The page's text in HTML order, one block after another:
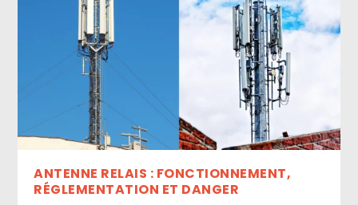
ANTENNE RELAIS : FONCTIONNEMENT,
RÉGLEMENTATION ET DANGER